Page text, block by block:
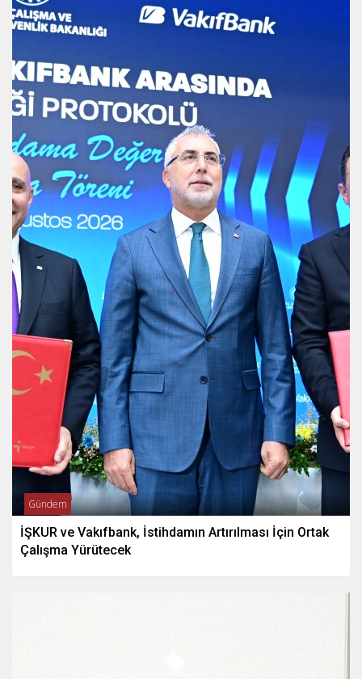
Gündem
İŞKUR ve Vakıfbank, İstihdamın Artırılması İçin Ortak
Çalışma Yürütecek